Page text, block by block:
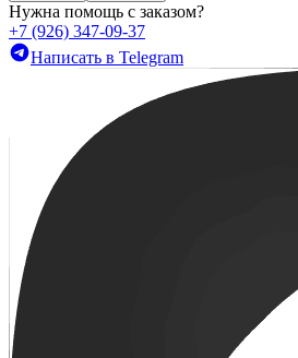
Нужна помощь с заказом?
+7 (926) 347-09-37
Написать в Telegram